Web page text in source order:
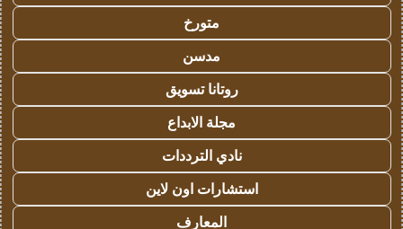
متورخ
مدسن
روتانا تسويق
مجلة الابداع
نادي الترددات
استشارات اون لاين
المعارف